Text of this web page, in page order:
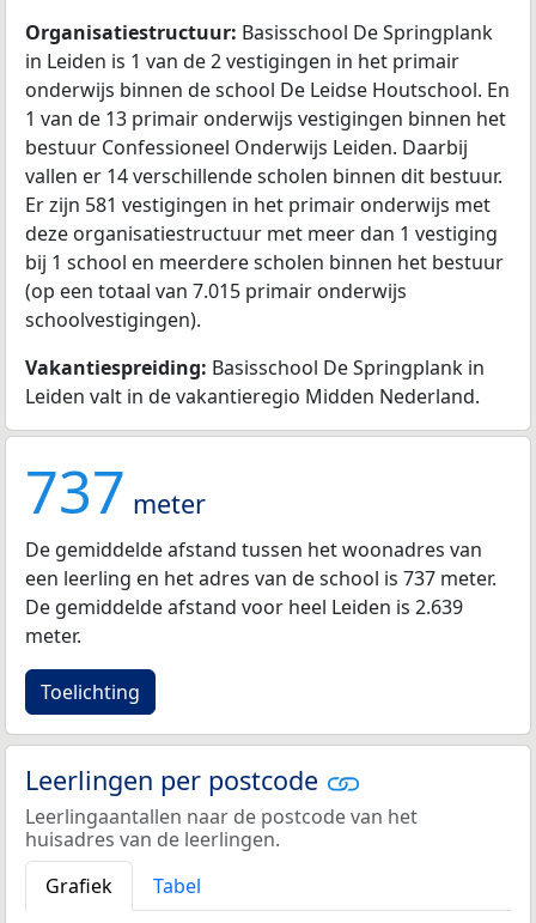
Organisatiestructuur: Basisschool De Springplank
in Leiden is 1 van de 2 vestigingen in het primair
onderwijs binnen de school De Leidse Houtschool. En
1 van de 13 primair onderwijs vestigingen binnen het
bestuur Confessioneel Onderwijs Leiden. Daarbij
vallen er 14 verschillende scholen binnen dit bestuur.
Er zijn 581 vestigingen in het primair onderwijs met
deze organisatiestructuur met meer dan 1 vestiging
bij 1 school en meerdere scholen binnen het bestuur
(op een totaal van 7.015 primair onderwijs
schoolvestigingen).
Vakantiespreiding: Basisschool De Springplank in
Leiden valt in de vakantieregio Midden Nederland.
737 meter
De gemiddelde afstand tussen het woonadres van
een leerling en het adres van de school is 737 meter.
De gemiddelde afstand voor heel Leiden is 2.639
meter.
Toelichting
Leerlingen per postcode
Leerlingaantallen naar de postcode van het
huisadres van de leerlingen.
Grafiek
Tabel